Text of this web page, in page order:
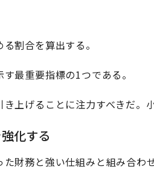
割合を算出する。
最重要指標の1つである。
上げることに注力すべきだ。
化する
財務と強い仕組みと組み合わ